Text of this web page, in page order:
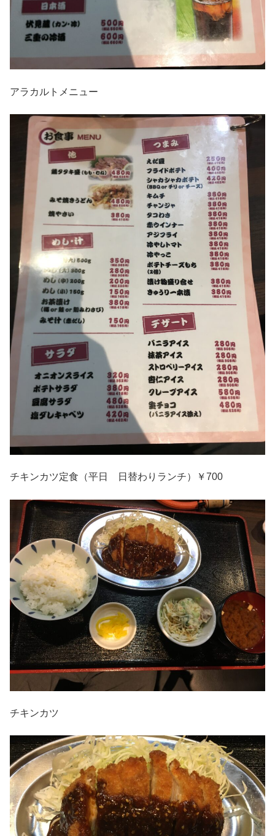
アラカルトメニュー
チキンカツ定食（平日 日替わりランチ）￥700
チキンカツ